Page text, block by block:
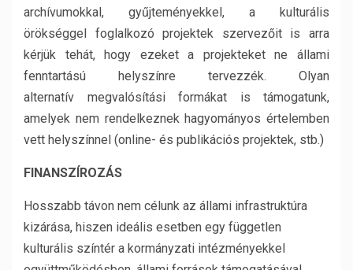
archívumokkal, gyűjteményekkel, a kulturális
örökséggel foglalkozó projektek szervezőit is arra
kérjük tehát, hogy ezeket a projekteket ne állami
fenntartású helyszínre tervezzék. Olyan
alternatív megvalósítási formákat is támogatunk,
amelyek nem rendelkeznek hagyományos értelemben
vett helyszínnel (online- és publikációs projektek, stb.)
FINANSZÍROZÁS
Hosszabb távon nem célunk az állami infrastruktúra
kizárása, hiszen ideális esetben egy független
kulturális színtér a kormányzati intézményekkel